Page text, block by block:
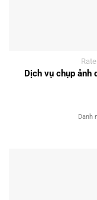
Dịch vụ chụp ảnh
Danh